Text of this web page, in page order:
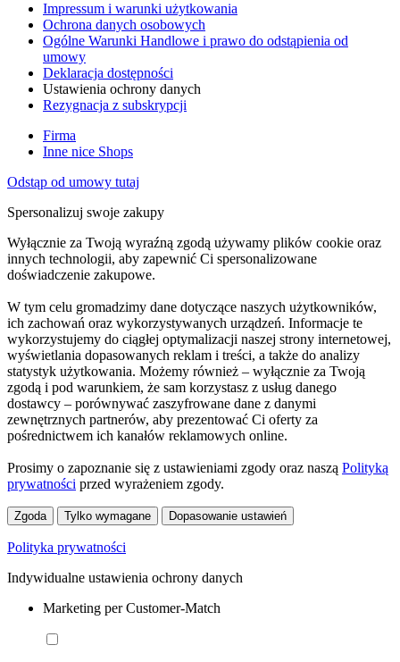
Impressum i warunki użytkowania
Ochrona danych osobowych
Ogólne Warunki Handlowe i prawo do odstąpienia od
umowy
Deklaracja dostępności
Ustawienia ochrony danych
Rezygnacja z subskrypcji
Firma
Inne nice Shops
Odstąp od umowy tutaj
Spersonalizuj swoje zakupy
Wyłącznie za Twoją wyraźną zgodą używamy plików cookie oraz
innych technologii, aby zapewnić Ci spersonalizowane
doświadczenie zakupowe.
W tym celu gromadzimy dane dotyczące naszych użytkowników,
ich zachowań oraz wykorzystywanych urządzeń. Informacje te
wykorzystujemy do ciągłej optymalizacji naszej strony internetowej,
wyświetlania dopasowanych reklam i treści, a także do analizy
statystyk użytkowania. Możemy również – wyłącznie za Twoją
zgodą i pod warunkiem, że sam korzystasz z usług danego
dostawcy – porównywać zaszyfrowane dane z danymi
zewnętrznych partnerów, aby prezentować Ci oferty za
pośrednictwem ich kanałów reklamowych online.
Prosimy o zapoznanie się z ustawieniami zgody oraz naszą Polityką
prywatności przed wyrażeniem zgody.
Zgoda Tylko wymagane Dopasowanie ustawień
Polityka prywatności
Indywidualne ustawienia ochrony danych
Marketing per Customer-Match